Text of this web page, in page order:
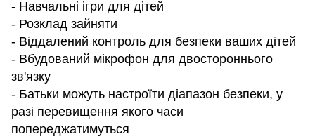
- Навчальні ігри для дітей
- Розклад зайняти
- Віддалений контроль для безпеки ваших дітей
- Вбудований мікрофон для двостороннього
зв'язку
- Батьки можуть настроїти діапазон безпеки, у
разі перевищення якого часи
попереджатимуться